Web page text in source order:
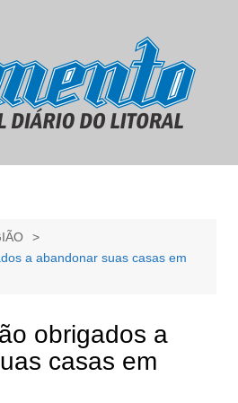
a abandonar suas casas em
obrigados a
casas em